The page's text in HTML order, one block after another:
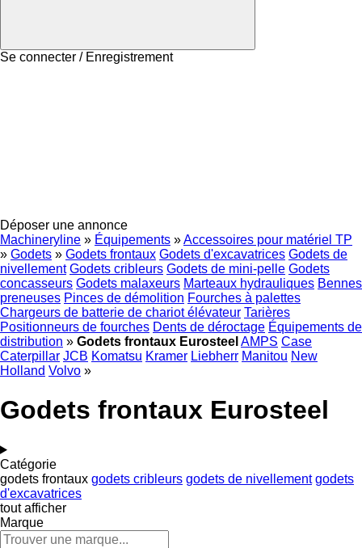
Se connecter / Enregistrement
Déposer une annonce
Machineryline » Équipements »Accessoires pour matériel TP
» Godets » Godets frontaux Godets d'excavatrices Godets de
nivellement Godets cribleurs Godets de mini-pelle Godets
concasseurs Godets malaxeurs Marteaux hydrauliques Bennes
preneuses Pinces de démolition Fourches à palettes
Chargeurs de batterie de chariot élévateur Tarières
Positionneurs de fourches Dents de déroctage Équipements de
distribution » Godets frontaux Eurosteel AMPS Case
Caterpillar JCB Komatsu Kramer Liebherr Manitou New
Holland Volvo »
Godets frontaux Eurosteel
Catégorie
godets frontaux godets cribleurs godets de nivellement godets
d'excavatrices
tout afficher
Marque